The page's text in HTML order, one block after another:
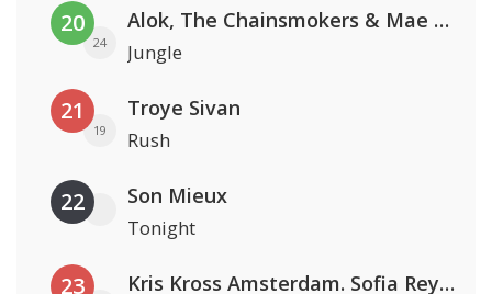
20
24
Alok, The Chainsmokers & Mae Stephens
Jungle
21
19
Troye Sivan
Rush
22 Son Mieux
Tonight
23 Kris Kross Amsterdam. Sofia Reyes & Tinie Tempah